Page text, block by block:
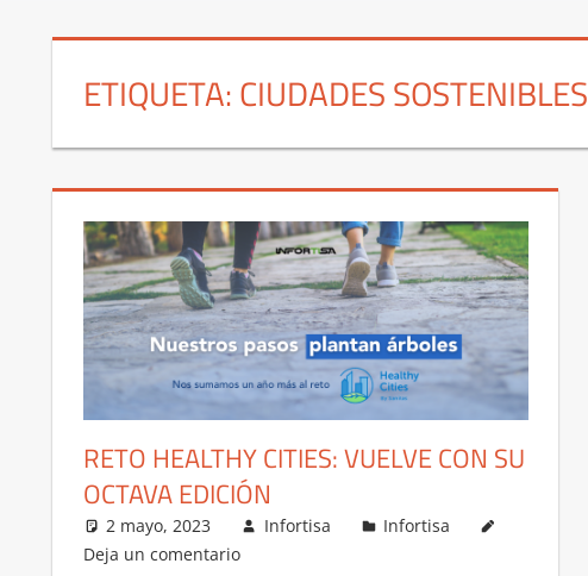
ETIQUETA:CIUDADES SOSTENIBLES
RETO HEALTHY CITIES: VUELVE CON SU
OCTAVA EDICIÓN
2 mayo, 2023 Infortisa
Infortisa
Deja un comentario